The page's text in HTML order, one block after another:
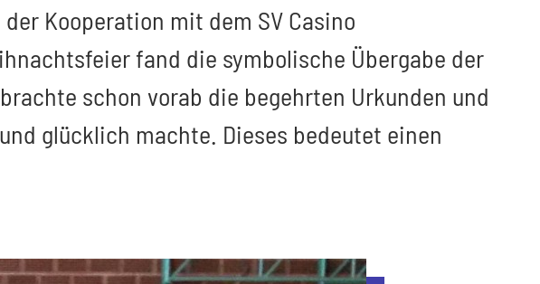
Kooperation mit dem SV Casino
fand die symbolische Übergabe der
schon vorab die begehrten Urkunden und
glücklich machte. Dieses bedeutet einen